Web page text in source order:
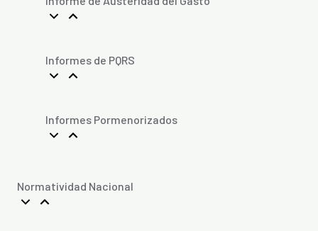
Informes de PQRS
Informes Pormenorizados
Normatividad Nacional